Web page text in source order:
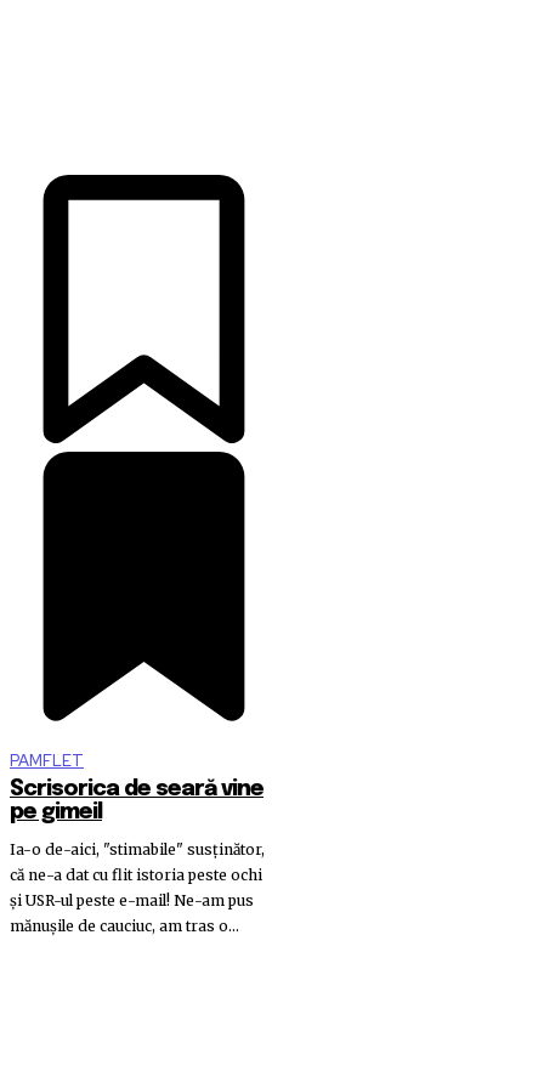
PAMFLET
Scrisorica de seară vine
pe gimeil
Ia-o de-aici, "stimabile" susținător,
că ne-a dat cu flit istoria peste ochi
și USR-ul peste e-mail! Ne-am pus
mănușile de cauciuc, am tras o...